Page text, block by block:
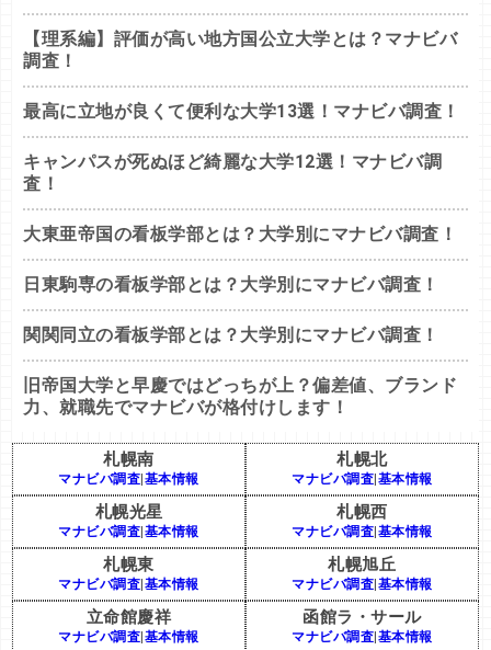
【理系編】評価が高い地方国公立大学とは？マナビバ
調査！
最高に立地が良くて便利な大学13選！マナビバ調査！
キャンパスが死ぬほど綺麗な大学12選！マナビバ調
査！
大東亜帝国の看板学部とは？大学別にマナビバ調査！
日東駒専の看板学部とは？大学別にマナビバ調査！
関関同立の看板学部とは？大学別にマナビバ調査！
旧帝国大学と早慶ではどっちが上？偏差値、ブランド
力、就職先でマナビバが格付けします！
札幌南
マナビバ調査|基本情報
札幌北
マナビバ調査|基本情報
札幌光星
マナビバ調査|基本情報
札幌西
マナビバ調査|基本情報
札幌東
マナビバ調査|基本情報
札幌旭丘
マナビバ調査|基本情報
立命館慶祥
マナビバ調査|基本情報
函館ラ・サール
マナビバ調査|基本情報